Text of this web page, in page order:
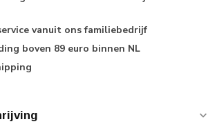
vanuit ons familiebedrijf
boven 89 euro binnen NL